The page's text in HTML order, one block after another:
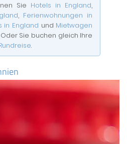
Sie Hotels in England,
, Ferienwohnungen in
in England und Mietwagen
Sie buchen gleich Ihre
.